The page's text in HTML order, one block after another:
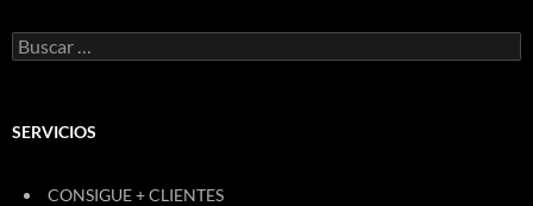
Buscar:
SERVICIOS
CONSIGUE + CLIENTES